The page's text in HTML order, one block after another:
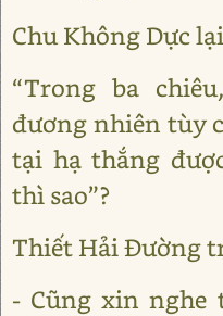
Chu Không Dực
“Trong ba
đương nhiên tùy
tại hạ thắng
thì sao”?
Thiết Hải Đường
- Cũng xin nghe